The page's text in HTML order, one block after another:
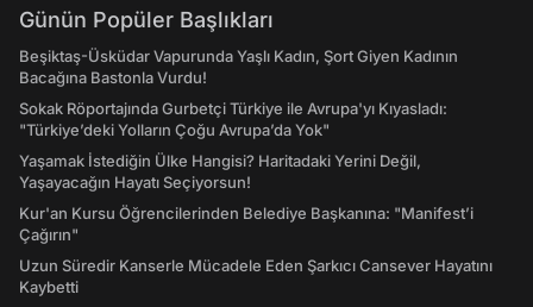
Günün Popüler Başlıkları
Beşiktaş-Üsküdar Vapurunda Yaşlı Kadın, Şort Giyen Kadının
Bacağına Bastonla Vurdu!
Sokak Röportajında Gurbetçi Türkiye ile Avrupa'yı Kıyasladı:
"Türkiye’deki Yolların Çoğu Avrupa’da Yok"
Yaşamak İstediğin Ülke Hangisi? Haritadaki Yerini Değil,
Yaşayacağın Hayatı Seçiyorsun!
Kur'an Kursu Öğrencilerinden Belediye Başkanına: "Manifest’i
Çağırın"
Uzun Süredir Kanserle Mücadele Eden Şarkıcı Cansever Hayatını
Kaybetti